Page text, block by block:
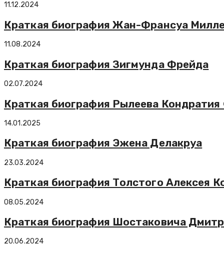
11.12.2024
Краткая биография Жан-Франсуа
11.08.2024
Краткая биография Зигмунда Фрейда
02.07.2024
Краткая биография Рылеева
14.01.2025
Краткая биография Эжена Делакруа
23.03.2024
Краткая биография Толстого Алексея
08.05.2024
Краткая биография Шостаковича
20.06.2024